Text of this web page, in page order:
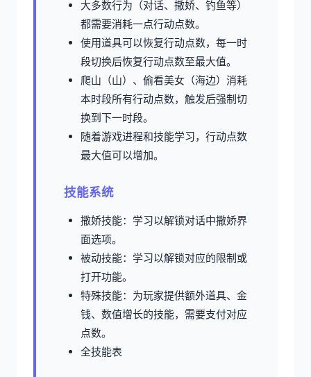
大多数行为（对话、撒娇、钓鱼等）
都需要消耗一点行动点数。
使用道具可以恢复行动点数，每一时
段切换后恢复行动点数至最大值。
爬山（山）、偷看美女（海边）消耗
本时段所有行动点数，触发后强制切
换到下一时段。
随着游戏进程和技能学习，行动点数
最大值可以增加。
技能系统
撒娇技能：学习以解锁对话中撒娇界
面选项。
被动技能：学习以解锁对应的限制或
打开功能。
特殊技能：为玩家提供额外道具、金
钱、数值增长的技能，需要支付对应
点数。
全技能表